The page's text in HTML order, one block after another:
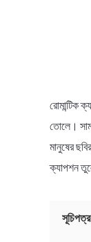
in
Bengali
Status
রোমান্টিক
তোলে।
মানুষের
ক্যাপশন